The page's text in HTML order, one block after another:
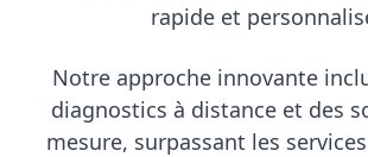
rapide et
Notre approche innovante
diagnostics à distance et des
mesure, surpassant les